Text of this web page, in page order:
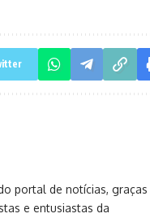
portal de notícias, graças
e entusiastas da